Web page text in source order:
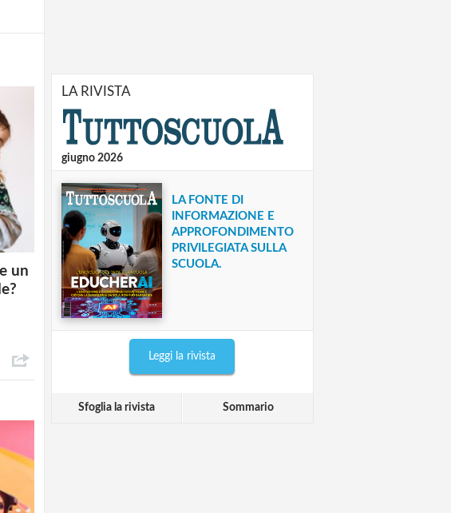
un
LA RIVISTA
giugno 2026
LA FONTE DI
INFORMAZIONE E
APPROFONDIMENTO
PRIVILEGIATA SULLA
SCUOLA.
Leggi la rivista
Sfoglia la rivista Sommario